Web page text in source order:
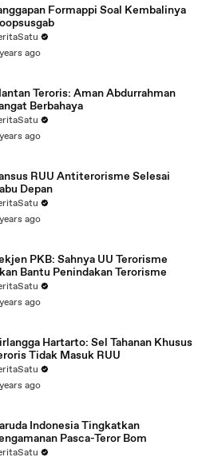
Formappi Soal Kembalinya
ago
Teroris: Aman Abdurrahman
Berbahaya
ago
RUU Antiterorisme Selesai
Depan
ago
PKB: Sahnya UU Terorisme
Bantu Penindakan Terorisme
ago
Hartarto: Sel Tahanan Khusus
Tidak Masuk RUU
ago
Indonesia Tingkatkan
Pasca-Teror Bom